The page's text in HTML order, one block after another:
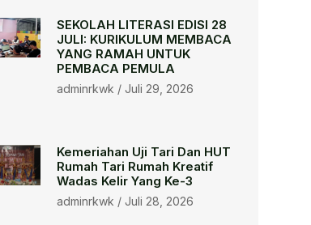
SEKOLAH LITERASI EDISI 28
JULI: KURIKULUM MEMBACA
YANG RAMAH UNTUK
PEMBACA PEMULA
adminrkwk Juli 29, 2026
Kemeriahan Uji Tari Dan HUT
Rumah Tari Rumah Kreatif
Wadas Kelir Yang Ke-3
adminrkwk Juli 28, 2026